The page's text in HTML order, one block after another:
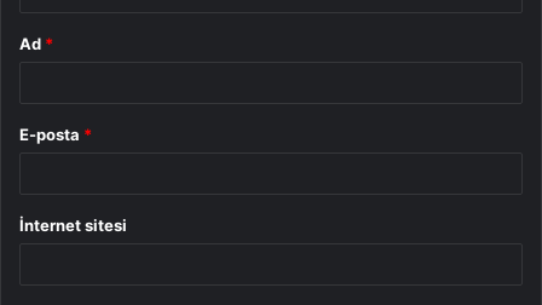
Ad *
E-posta *
İnternet sitesi